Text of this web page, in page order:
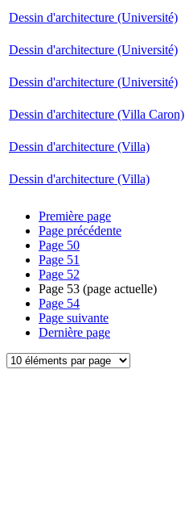
Dessin d'architecture (Université)
Dessin d'architecture (Université)
Dessin d'architecture (Université)
Dessin d'architecture (Villa Caron)
Dessin d'architecture (Villa)
Dessin d'architecture (Villa)
Première page
Page précédente
Page 50
Page 51
Page 52
Page 53 (page actuelle)
Page 54
Page suivante
Dernière page